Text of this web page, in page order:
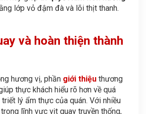
lớp vỏ đậm đà và lõi thịt thanh.
và hoàn thiện thành
hương vị, phần giới thiệu thương
thực khách hiểu rõ hơn về quá
lý ẩm thực của quán. Với nhiều
lĩnh vực vịt quay truyền thống,